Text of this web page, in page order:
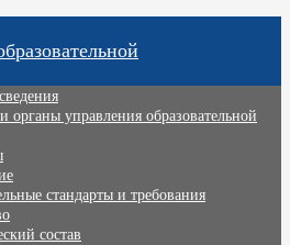
органы управления образовательной
стандарты и требования
состав